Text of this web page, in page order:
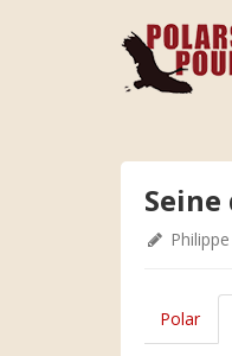
Seine
Polar